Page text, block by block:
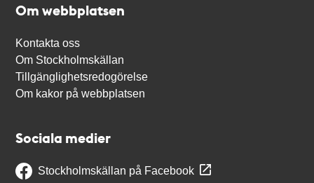
Om webbplatsen
Kontakta oss
Om Stockholmskällan
Tillgänglighetsredogörelse
Om kakor på webbplatsen
Sociala medier
Stockholmskällan på Facebook